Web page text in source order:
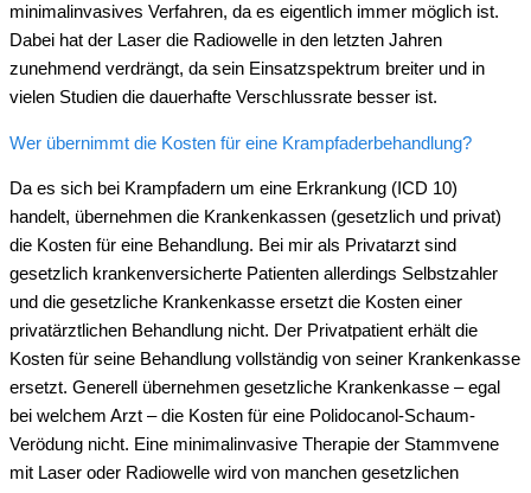
minimalinvasives Verfahren, da es eigentlich immer möglich ist.
Dabei hat der Laser die Radiowelle in den letzten Jahren
zunehmend verdrängt, da sein Einsatzspektrum breiter und in
vielen Studien die dauerhafte Verschlussrate besser ist.
Wer übernimmt die Kosten für eine Krampfaderbehandlung?
Da es sich bei Krampfadern um eine Erkrankung (ICD 10)
handelt, übernehmen die Krankenkassen (gesetzlich und privat)
die Kosten für eine Behandlung. Bei mir als Privatarzt sind
gesetzlich krankenversicherte Patienten allerdings Selbstzahler
und die gesetzliche Krankenkasse ersetzt die Kosten einer
privatärztlichen Behandlung nicht. Der Privatpatient erhält die
Kosten für seine Behandlung vollständig von seiner Krankenkasse
ersetzt. Generell übernehmen gesetzliche Krankenkasse – egal
bei welchem Arzt – die Kosten für eine Polidocanol-Schaum-
Verödung nicht. Eine minimalinvasive Therapie der Stammvene
mit Laser oder Radiowelle wird von manchen gesetzlichen